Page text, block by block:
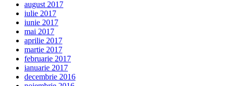
august 2017
iulie 2017
iunie 2017
mai 2017
aprilie 2017
martie 2017
februarie 2017
ianuarie 2017
decembrie 2016